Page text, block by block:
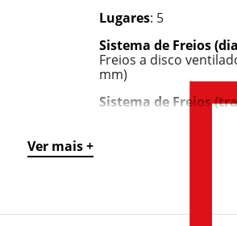
Lugares : 5
Sistema de Freios
Freios a disco
mm)
Sistema de Freios
Largura : 1.733 mm
Ver mais +